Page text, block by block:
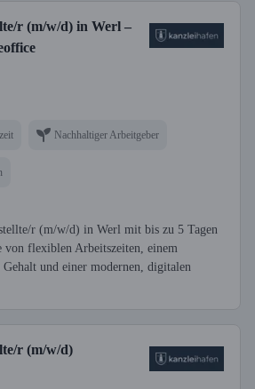
r (m/w/d) in Werl –
Nachhaltiger Arbeitgeber
r (m/w/d) in Werl mit bis zu 5 Tagen
flexiblen Arbeitszeiten, einem
und einer modernen, digitalen
r (m/w/d)